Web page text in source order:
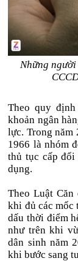
Những người
Theo quy
khoản ngân
lực. Trong năm
1966 là nhóm
thủ tục cấp đổi
dụng.
Theo Luật
khi đủ các mốc
dấu thời điểm
như trên khi
dân sinh năm
khi bước sang